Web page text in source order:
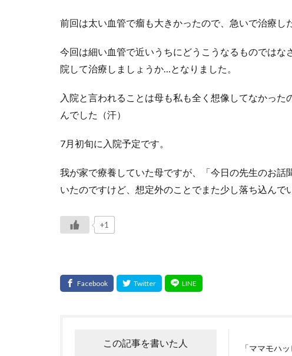
前回は太い血管で瘤も大きかったので、急いで治療し
今回は細い血管で近いうちにどうこうなるものではな
院して治療しましょうか…となりました。
入院と言われることは母も私も全く想像してなかっ
んでした（汗）
7月初旬に入院予定です。
我が家で療養していた母ですが、「今日の先生のお
いたのですけど、想定外のことでまた少し落ち込んで
+1
この記事を書いた人
「ママモハ